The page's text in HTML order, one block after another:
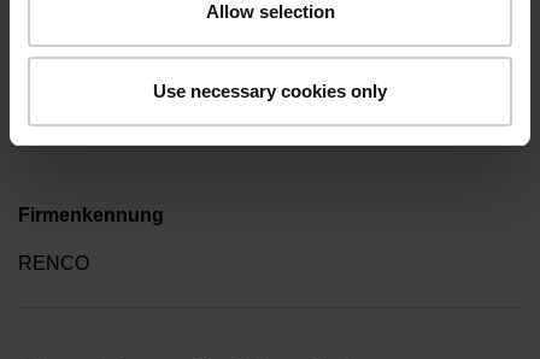
Allow selection
Use necessary cookies only
Verpackungsart
Sammelverpackung im Kunststoffbehälter 10 Stück
Firmenkennung
RENCO